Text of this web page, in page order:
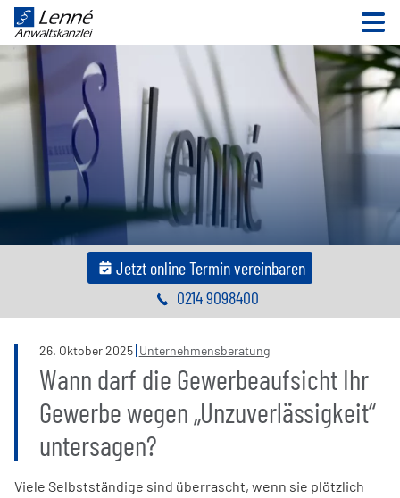
Jetzt online Termin vereinbaren
0214 9098400
26. Oktober2025 Unternehmensberatung
Wann darf die Gewerbeaufsicht Ihr
Gewerbe wegen „Unzuverlässigkeit“
untersagen?
Viele Selbstständige sind überrascht, wenn sie plötzlich